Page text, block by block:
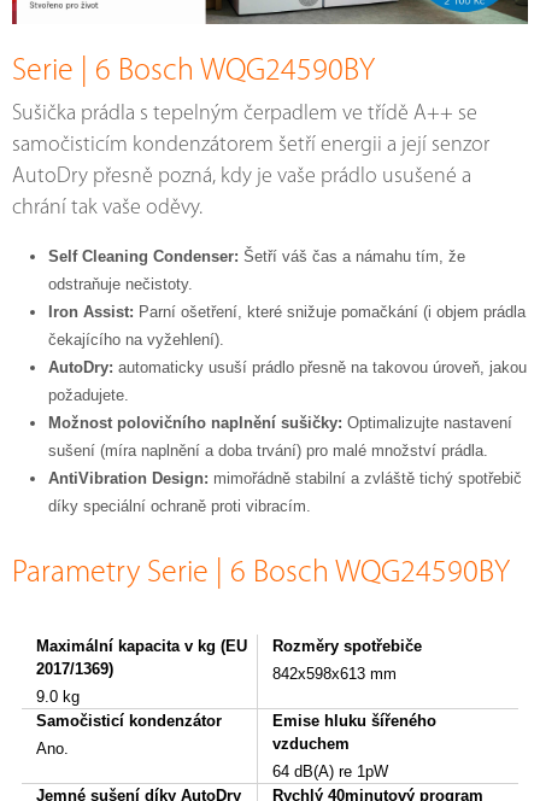
Serie | 6 Bosch WQG24590BY
Sušička prádla s tepelným čerpadlem ve třídě A++ se
samočisticím kondenzátorem šetří energii a její senzor
AutoDry přesně pozná, kdy je vaše prádlo usušené a
chrání tak vaše oděvy.
Self Cleaning Condenser: Šetří váš čas a námahu tím, že
odstraňuje nečistoty.
Iron Assist: Parní ošetření, které snižuje pomačkání (i objem prádla
čekajícího na vyžehlení).
AutoDry: automaticky usuší prádlo přesně na takovou úroveň, jakou
požadujete.
Možnost polovičního naplnění sušičky: Optimalizujte nastavení
sušení (míra naplnění a doba trvání) pro malé množství prádla.
AntiVibration Design: mimořádně stabilní a zvláště tichý spotřebič
díky speciální ochraně proti vibracím.
Parametry Serie | 6 Bosch WQG24590BY
Maximální kapacita v kg (EU
2017/1369)
9.0 kg
Rozměry spotřebiče
842x598x613 mm
Samočisticí kondenzátor
Ano.
Emise hluku šířeného
vzduchem
64 dB(A) re 1pW
Jemné sušení díky AutoDry
Rychlý 40minutový program